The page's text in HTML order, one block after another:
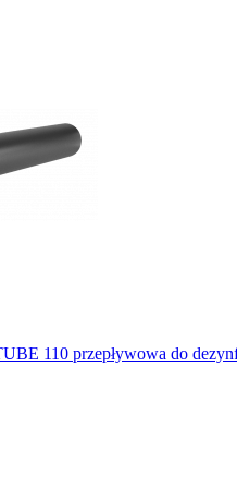
110 przepływowa do